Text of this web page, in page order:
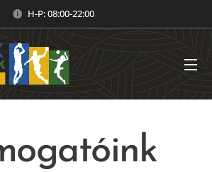
H-P: 08:00-22:00